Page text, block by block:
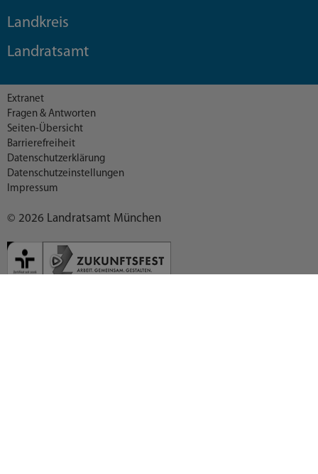
Landkreis
Landratsamt
© 2026 Landratsamt München
Extranet
Fragen & Antworten
Seiten-Übersicht
Barrierefreiheit
Datenschutzerklärung
Datenschutzeinstellungen
Impressum